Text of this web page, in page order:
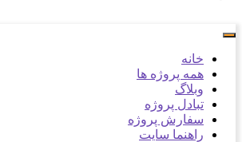
خانه
همه پروژه ها
وبلاگ
تبادل پروژه
سفارش پروژه
راهنما سایت